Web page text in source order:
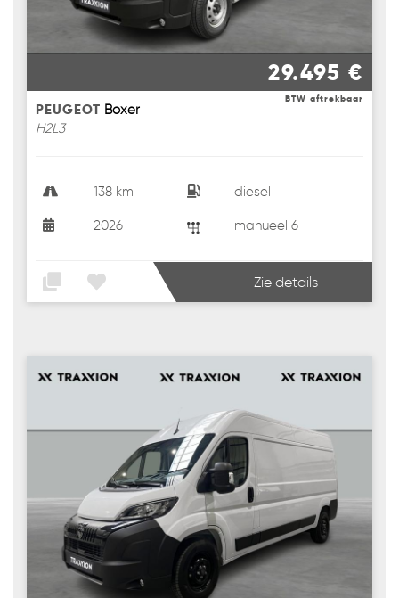
29.495 €
BTW aftrekbaar
PEUGEOT Boxer
H2L3
138 km diesel
2026 manueel 6
Zie details